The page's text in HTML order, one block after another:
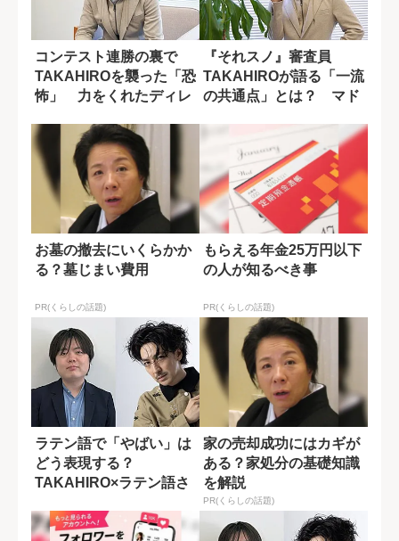
コンテスト連勝の裏で
TAKAHIROを襲った「恐
怖」 力をくれたディレ
『それスノ』審査員
TAKAHIROが語る「一流
の共通点」とは？ マド
お墓の撤去にいくらかか
る？墓じまい費用
PR(くらしの話題)
もらえる年金25万円以下
の人が知るべき事
PR(くらしの話題)
ラテン語で「やばい」は
どう表現する？
TAKAHIRO×ラテン語さ
家の売却成功にはカギが
ある？家処分の基礎知識
を解説
PR(くらしの話題)